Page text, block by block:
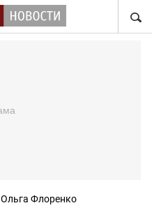
Ольга Флоренко